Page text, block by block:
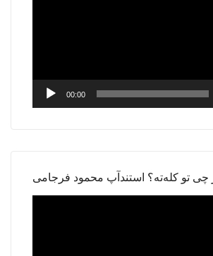
00:00
تو کله‌ته؟ استندآپ محمود فرجامی